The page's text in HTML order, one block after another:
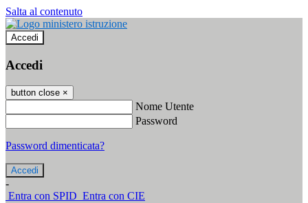
Salta al contenuto
Accedi
Accedi
button close ×
Nome Utente
Password
Password dimenticata?
-
Entra con SPID Entra con CIE